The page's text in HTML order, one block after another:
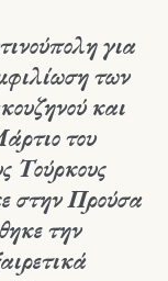
για
των
και
του
Τούρκους
στην Προύσα
την